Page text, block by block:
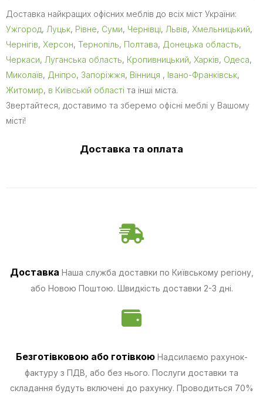
Доставка найкращих офісних меблів до всіх міст України:
Ужгород, Луцьк, Рівне, Суми, Чернівці, Львів, Хмельницький,
Чернігів, Херсон, Тернопіль, Полтава, Донецька область,
Черкаси, Луганська область, Кропивницький, Харків, Одеса,
Миколаїв, Дніпро, Запоріжжя, Вінниця , Івано-Франківськ,
Житомир, в Київській області та інші міста.
Звертайтеся, доставимо та зберемо офісні меблі у Вашому
місті!
Доставка та оплата
Доставка Наша служба доставки по Київському регіону,
або Новою Поштою. Швидкість доставки 2-3 дні.
Безготівковою або готівкою Надсилаємо рахунок-
фактуру з ПДВ, або без нього. Послуги доставки та
складання будуть включені до рахунку. Проводиться 70%